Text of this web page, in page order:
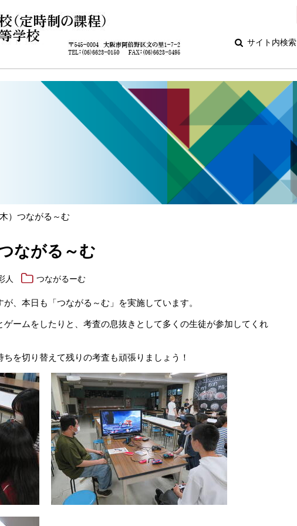
サイト内検索
）つながる～む
ながる～む
人 つながるーむ
、本日も「つながる～む」を実施しています。
ームをしたりと、考査の息抜きとして多くの生徒が参加してくれ
を切り替えて残りの考査も頑張りましょう！